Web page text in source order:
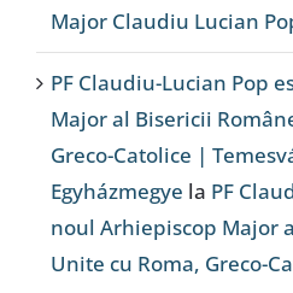
Major Claudiu Lucian
PF Claudiu-Lucian Pop
Major al Bisericii
Greco-Catolice |
Egyházmegye la PF
noul Arhiepiscop Major
Unite cu Roma, Greco-